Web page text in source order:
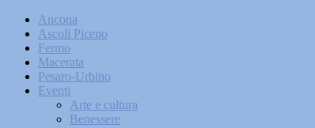
Ancona
Ascoli Piceno
Fermo
Macerata
Pesaro-Urbino
Eventi
Arte e cultura
Benessere